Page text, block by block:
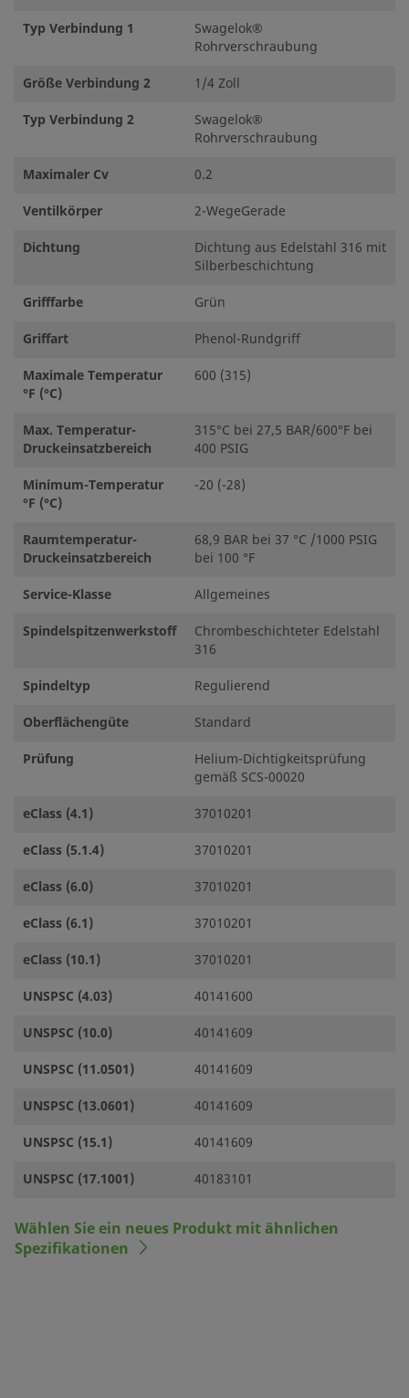
Typ Verbindung 1
Swagelok®
Rohrverschraubung
Größe Verbindung 2
1/4 Zoll
Typ Verbindung 2
Swagelok®
Rohrverschraubung
Maximaler Cv
0.2
Ventilkörper
2-WegeGerade
Dichtung
Dichtung aus Edelstahl 316 mit
Silberbeschichtung
Grifffarbe
Grün
Griffart
Phenol-Rundgriff
Maximale Temperatur
°F (°C)
600 (315)
Max. Temperatur-
Druckeinsatzbereich
315°C bei 27,5 BAR/600°F bei
400 PSIG
Minimum-Temperatur
°F (°C)
-20 (-28)
Raumtemperatur-
Druckeinsatzbereich
68,9 BAR bei 37 °C /1000 PSIG
bei 100 °F
Service-Klasse
Allgemeines
Spindelspitzenwerkstoff
Chrombeschichteter Edelstahl
316
Spindeltyp
Regulierend
Oberflächengüte
Standard
Prüfung
Helium-Dichtigkeitsprüfung
gemäß SCS-00020
eClass (4.1)
37010201
eClass (5.1.4)
37010201
eClass (6.0)
37010201
eClass (6.1)
37010201
eClass (10.1)
37010201
UNSPSC (4.03)
40141600
UNSPSC (10.0)
40141609
UNSPSC (11.0501)
40141609
UNSPSC (13.0601)
40141609
UNSPSC (15.1)
40141609
UNSPSC (17.1001)
40183101
Wählen Sie ein neues Produkt mit ähnlichen
Spezifikationen